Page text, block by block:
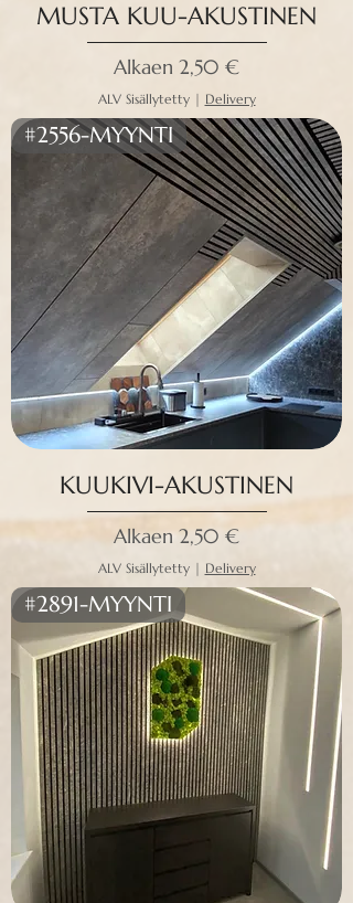
MUSTA KUU-AKUSTINEN
Alkaen 2,50 €
Alehinta
ALV Sisällytetty| Delivery
#2556-MYYNTI
KUUKIVI-AKUSTINEN
Alkaen2,50 €
Alehinta
ALV Sisällytetty| Delivery
#2891-MYYNTI